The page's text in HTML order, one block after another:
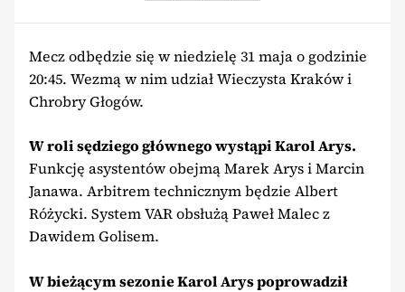
Mecz odbędzie się w niedzielę 31 maja o godzinie
20:45. Wezmą w nim udział Wieczysta Kraków i
Chrobry Głogów.
W roli sędziego głównego wystąpi Karol Arys.
Funkcję asystentów obejmą Marek Arys i Marcin
Janawa. Arbitrem technicznym będzie Albert
Różycki. System VAR obsłużą Paweł Malec z
Dawidem Golisem.
W bieżącym sezonie Karol Arys poprowadził